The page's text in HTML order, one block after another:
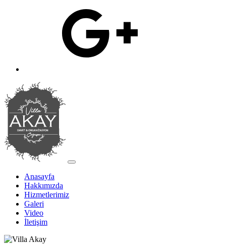
Anasayfa
Hakkımızda
Hizmetlerimiz
Galeri
Video
İletişim